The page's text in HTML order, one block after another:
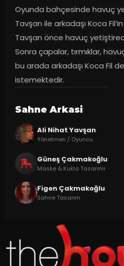
Oyunda bahçesinde havuç
Tavşan ile arkadaşı Koca
Tavşan önce havuç
Sonra çapalar, tırmıklar,
bu arada arkadaşı Koca Fil
istemektedir.
Sahne Arkasi
Ali Nihat Yavşan
Yönetmen / Oyuncu
Güneş Çakmakoğlu
Maske & Kukla Tasarımı
Figen Çakmakoğlu
Sahne Tasarım